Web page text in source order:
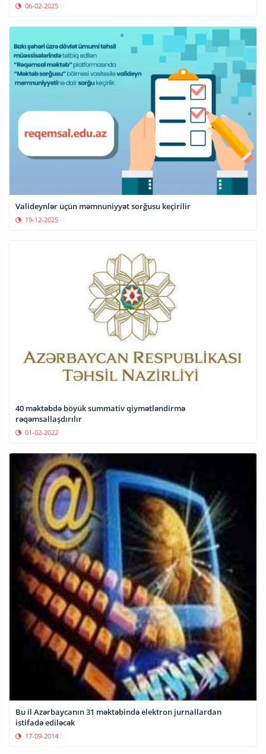
06-02-2025
Valideynlər üçün məmnuniyyət sorğusu keçirilir
19-12-2025
40 məktəbdə böyük summativ qiymətləndirmə
rəqəmsallaşdırılır
01-02-2022
Bu il Azərbaycanın 31 məktəbində elektron jurnallardan
istifadə ediləcək
17-09-2014